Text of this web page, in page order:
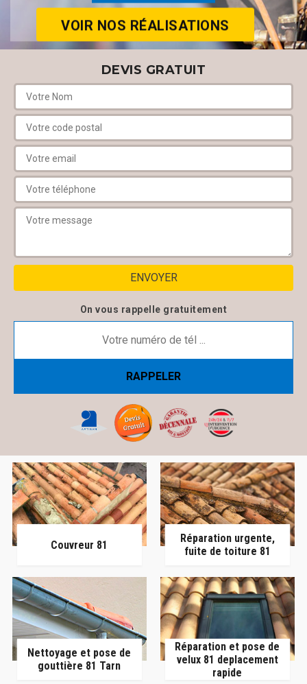
VOIR NOS RÉALISATIONS
DEVIS GRATUIT
On vous rappelle gratuitement
Couvreur 81
Réparation urgente,
fuite de toiture 81
Nettoyage et pose de
gouttière 81 Tarn
Réparation et pose de
velux 81 deplacement
rapide